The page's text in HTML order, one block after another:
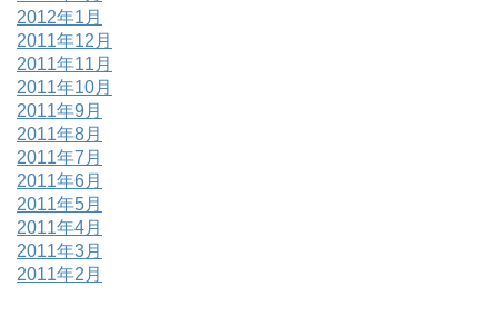
2012年1月
2011年12月
2011年11月
2011年10月
2011年9月
2011年8月
2011年7月
2011年6月
2011年5月
2011年4月
2011年3月
2011年2月